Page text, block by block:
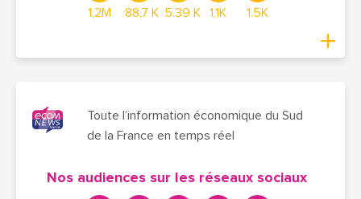
1,2M 88,7 K 5.39 K 1,1K 1.5K
Toute l’information économique du Sud
de la France en temps réel
Nos audiences sur les réseaux sociaux